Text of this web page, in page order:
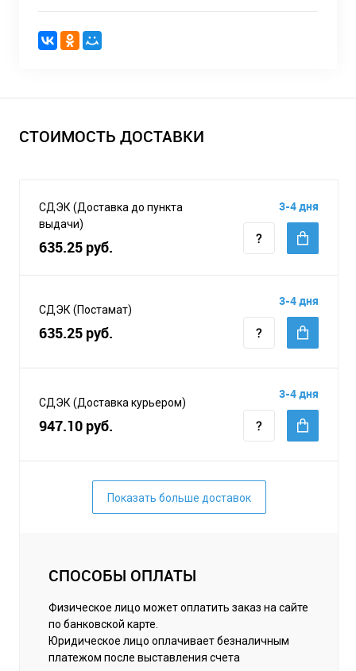
СТОИМОСТЬ ДОСТАВКИ
СДЭК (Доставка до пункта
выдачи)
635.25 руб.
3-4 дня
СДЭК (Постамат)
635.25 руб.
3-4 дня
СДЭК (Доставка курьером)
947.10 руб.
3-4 дня
Показать больше доставок
СПОСОБЫ ОПЛАТЫ
Физическое лицо может оплатить заказ на сайте
по банковской карте.
Юридическое лицо оплачивает безналичным
платежом после выставления счета